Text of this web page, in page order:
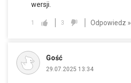
wersji.
1 3 Odpowiedz »
Gość
29.07.2025 13:34